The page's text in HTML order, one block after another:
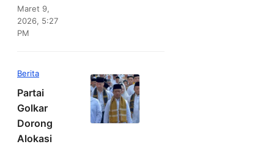
Maret 9,
2026, 5:27
PM
Berita
Partai
Golkar
Dorong
Alokasi